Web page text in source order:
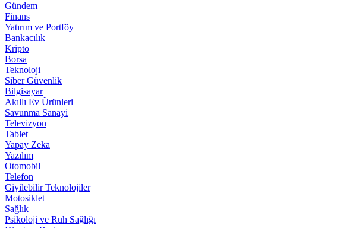
Gündem
Finans
Yatırım ve Portföy
Bankacılık
Kripto
Borsa
Teknoloji
Siber Güvenlik
Bilgisayar
Akıllı Ev Ürünleri
Savunma Sanayi
Televizyon
Tablet
Yapay Zeka
Yazılım
Otomobil
Telefon
Giyilebilir Teknolojiler
Motosiklet
Sağlık
Psikoloji ve Ruh Sağlığı